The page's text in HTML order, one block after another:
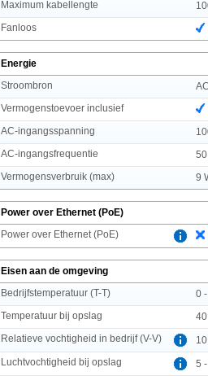
Maximum kabellengte
Fanloos
Energie
Stroombron
Vermogenstoevoer inclusief
AC-ingangsspanning
AC-ingangsfrequentie
Vermogensverbruik (max)
9
Power over Ethernet (PoE)
Power over Ethernet (PoE)
Eisen aan de omgeving
Bedrijfstemperatuur (T-T)
0
Temperatuur bij opslag
Relatieve vochtigheid in bedrijf (V-V)
Luchtvochtigheid bij opslag
5